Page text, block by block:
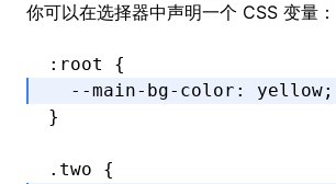
你可以在选择器中声明一个 CSS 变量：
:root
{
  --main-bg-color
: yellow;
}
.two {